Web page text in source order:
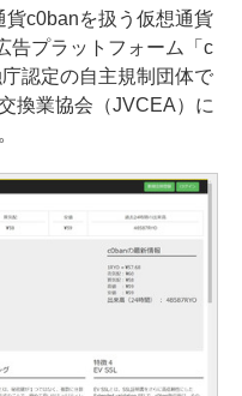
c0banを扱う仮想通貨
告プラットフォーム「c
認定の自主規制団体で
換業協会（JVCEA）に